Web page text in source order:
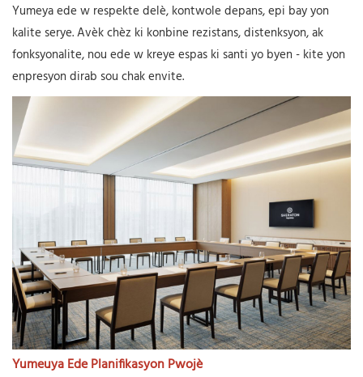
Yumeya ede w respekte delè, kontwole depans, epi bay yon
kalite serye. Avèk chèz ki konbine rezistans, distenksyon, ak
fonksyonalite, nou ede w kreye espas ki santi yo byen - kite yon
enpresyon dirab sou chak envite.
Yumeuya Ede Planifikasyon Pwojè